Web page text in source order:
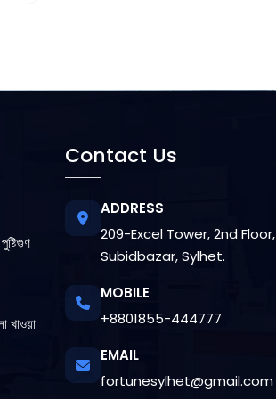
খাওয়া
Contact Us
ADDRESS
209-Excel Tower, 2nd Floor,
Subidbazar, Sylhet.
MOBILE
+8801855-444777
EMAIL
fortunesylhet@gmail.com